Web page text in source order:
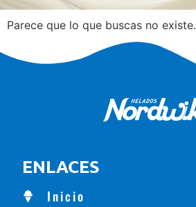
Parece que lo que buscas no existe.
ENLACES
Inicio